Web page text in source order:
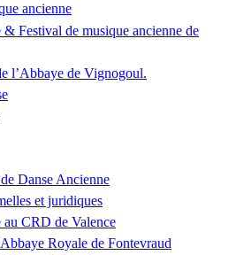
ancienne
Festival de musique ancienne de
l’Abbaye de Vignogoul.
Danse Ancienne
et juridiques
au CRD de Valence
Royale de Fontevraud